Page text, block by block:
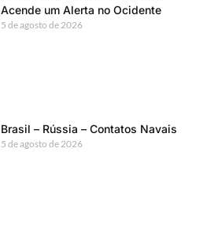
Acende um Alerta no Ocidente
5 de agosto de 2026
Brasil – Rússia – Contatos Navais
5 de agosto de 2026